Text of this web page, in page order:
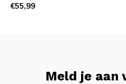
€55,99
Meld je aan